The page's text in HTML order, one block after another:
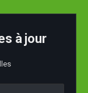
à jour